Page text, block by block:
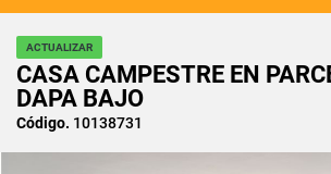
ACTUALIZAR
CASA CAMPESTRE EN
DAPA BAJO
Código. 10138731